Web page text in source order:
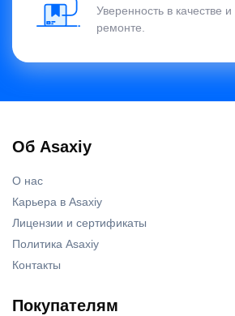
Уверенность в качестве
ремонте.
Об Asaxiy
О нас
Карьера в Asaxiy
Лицензии и сертификаты
Политика Asaxiy
Контакты
Покупателям